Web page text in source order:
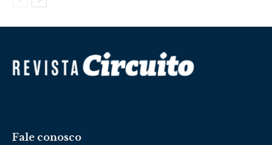
Fale conosco